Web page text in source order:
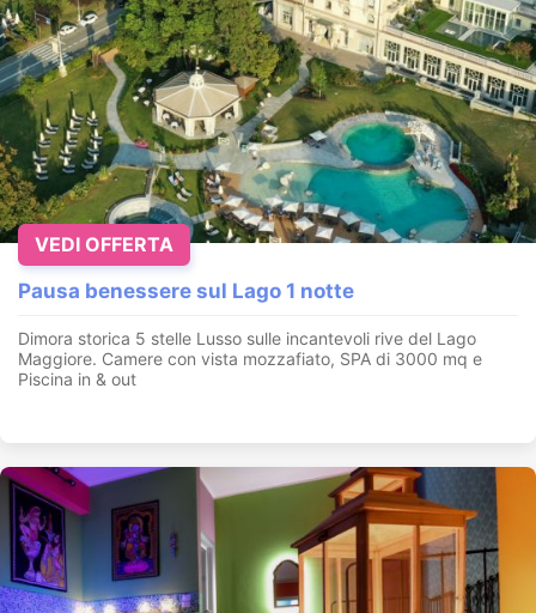
Pausa benessere sul Lago 1 notte
Dimora storica 5 stelle Lusso sulle incantevoli rive del Lago
Maggiore. Camere con vista mozzafiato, SPA di 3000 mq e
Piscina in & out
VEDI OFFERTA